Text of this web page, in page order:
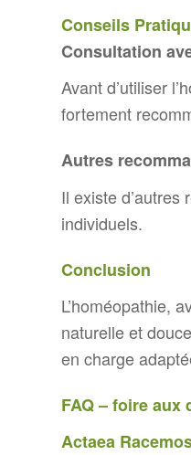
Conseils
Consultation
Avant d’utiliser
fortement
Autres
Il existe
individuels.
Conclusion
L’homéopathie,
naturelle et
en charge
FAQ – foire
Actaea